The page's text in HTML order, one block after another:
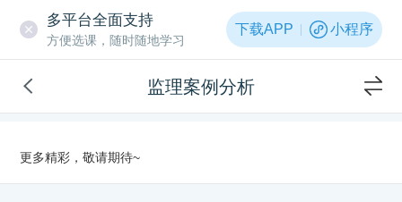
多平台全面支持
方便选课，随时随地学习
下载APP 小程序
监理案例分析
更多精彩，敬请期待~